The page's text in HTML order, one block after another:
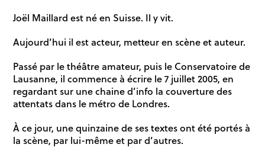
Joël Maillard est né en Suisse. Il y vit.
Aujourd’hui il est acteur, metteur en scène et auteur.
Passé par le théâtre amateur, puis le Conservatoire de
Lausanne, il commence à écrire le 7 juillet 2005, en
regardant sur une chaine d’info la couverture des
attentats dans le métro de Londres.
À ce jour, une quinzaine de ses textes ont été portés à
la scène, par lui-même et par d’autres.